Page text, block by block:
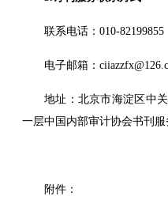
联系电话：010-82199855
电子邮箱：
地址：北京市海淀区中
一层中国内部审计协会书刊服
附件：